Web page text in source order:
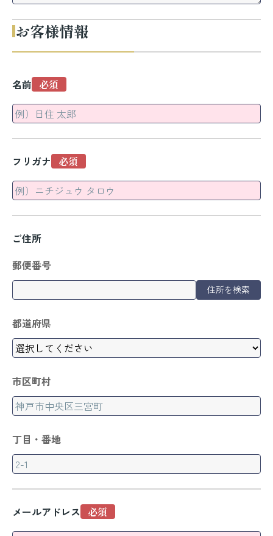
お客様情報
名前
フリガナ
ご住所
郵便番号
住所を検索
都道府県
市区町村
丁目・番地
メールアドレス